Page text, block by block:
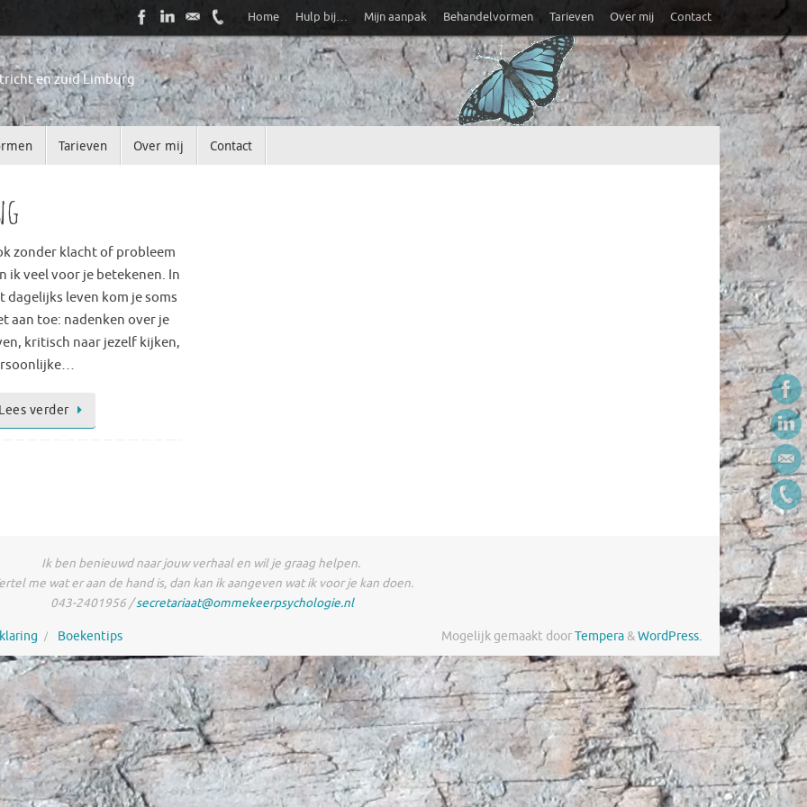
Home Hulp bij… Mijn aanpak Behandelvormen Tarieven Over mij Contact
en zuid Limburg
Tarieven Over mij Contact
zonder klacht of probleem
ik veel voor je betekenen. In
dagelijks leven kom je soms
aan toe: nadenken over je
kritisch naar jezelf kijken,
Lees verder
Ik ben benieuwd naar jouw verhaal en wil je graag helpen.
me wat er aan de hand is, dan kan ik aangeven wat ik voor je kan doen.
043-2401956 /secretariaat@ommekeerpsychologie.nl
Boekentips Mogelijk gemaakt doorTempera&WordPress.